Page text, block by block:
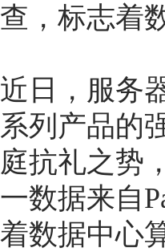
查，标志着
近日，服务
系列产品的
庭抗礼之势
一数据来自
着数据中心